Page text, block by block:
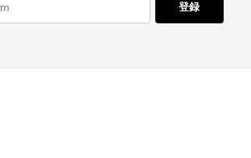
登録